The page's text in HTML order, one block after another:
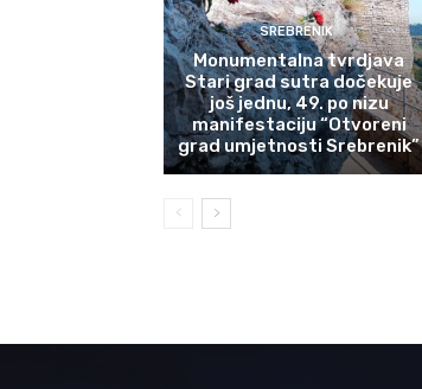
SREBRENIK
Monumentalna tvrdjava
Stari grad sutra dočekuje
još jednu, 49. po nizu
manifestaciju “Otvoreni
grad umjetnosti Srebrenik”